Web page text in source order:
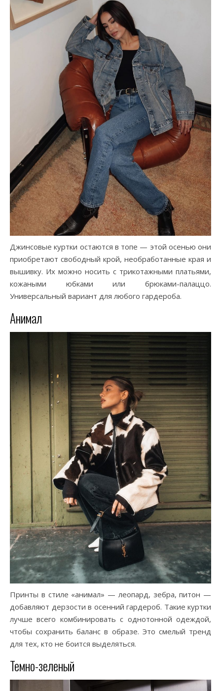
Джинсовые куртки остаются в топе — этой осенью они
приобретают свободный крой, необработанные края и
вышивку. Их можно носить с трикотажными платьями,
кожаными юбками или брюками-палаццо.
Универсальный вариант для любого гардероба.
Анимал
Принты в стиле «анимал» — леопард, зебра, питон —
добавляют дерзости в осенний гардероб. Такие куртки
лучше всего комбинировать с однотонной одеждой,
чтобы сохранить баланс в образе. Это смелый тренд
для тех, кто не боится выделяться.
Темно-зеленый